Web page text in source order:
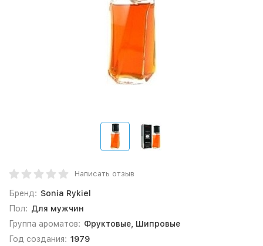
Написать отзыв
Бренд: Sonia Rykiel
Пол: Для мужчин
Группа ароматов: Фруктовые, Шипровые
Год создания: 1979